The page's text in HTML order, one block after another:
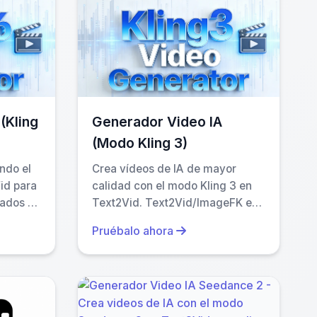
and hours of work—the Generador Video
con equipo técnico. Solo necesitas tener
principiantes como para profesionales que
generaban resultados confusos o poco
en los modelos de lenguaje multimodal.
Tu texto o imagen nunca se envía a
el
para
a
es
Generador Video IA
(Modo Kling 3)
Crea vídeos de IA de mayor
calidad con el modo Kling 3 en
Text2Vid. Text2Vid/ImageFK es
los nombres de los modelos
identifican únicamente el motor.
Pruébalo ahora